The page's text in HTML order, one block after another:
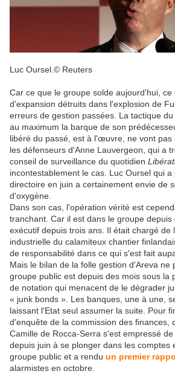
Luc Oursel. © Reuters
Car ce que le groupe solde aujourd'hui,
d'expansion détruits dans l'explosion de
erreurs de gestion passées. La tactique
au maximum la barque de son
libéré du passé, est à l'œuvre, ne vont pas
les défenseurs d'Anne Lauvergeon, qui a
conseil de surveillance du quotidien
incontestablement le cas. Luc Oursel qui
directoire en juin a certainement envie de
d'oxygène.
Dans son cas, l'opération vérité est
tranchant. Car il est dans le groupe depuis
exécutif depuis trois ans. Il était chargé de
industrielle du calamiteux chantier
de responsabilité dans ce qui s'est fait
Mais le bilan de la folle gestion d'Areva ne
groupe public est depuis des mois sous la
de notation qui menacent de le dégrader
« junk bonds ». Les banques, une à une,
laissant l'Etat seul assumer la suite. Pour
d'enquête de la commission des finances,
Camille de Rocca-Serra s'est empressé
depuis juin à se plonger dans les comptes
groupe public et a rendu un premier
alarmistes en octobre.